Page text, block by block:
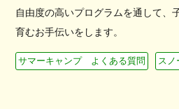
自由度の高いプログラムを通して、
育むお手伝いをします。
サマーキャンプ よくある質問 ス